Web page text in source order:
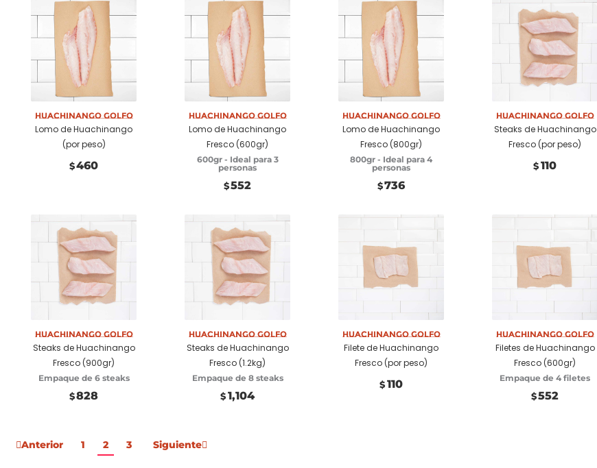
Seleccionar
opciones
Huachinango Golfo
Lomo de Huachinango
(por peso)
$460
Añadir a carrito
Huachinango Golfo
Lomo de Huachinango
Fresco (600gr)
600gr - Ideal para 3
personas
$552
Añadir a carrito
Huachinango Golfo
Lomo de Huachinango
Fresco (800gr)
800gr - Ideal para 4
personas
$736
Seleccionar
opciones
Huachinango Golfo
Steaks de Huachinango
Fresco (por peso)
$ 110
Añadir a carrito
Huachinango Golfo
Steaks de Huachinango
Fresco (900gr)
Empaque de 6 steaks
$828
Añadir a carrito
Huachinango Golfo
Steaks de Huachinango
Fresco (1.2kg)
Empaque de 8 steaks
$ 1,104
Seleccionar
opciones
Huachinango Golfo
Filete de Huachinango
Fresco (por peso)
$ 110
Añadir a carrito
Huachinango Golfo
Filetes de Huachinango
Fresco (600gr)
Empaque de 4 filetes
$552
Anterior 1 2 3 Siguiente